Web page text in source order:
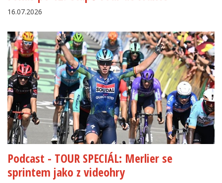
16.07.2026
Podcast - TOUR SPECIÁL: Merlier se
sprintem jako z videohry